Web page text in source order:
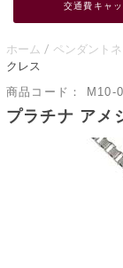
交通費キャ
ホーム ペンダント
クレス
商品コード：
M10-
プラチナ アメ